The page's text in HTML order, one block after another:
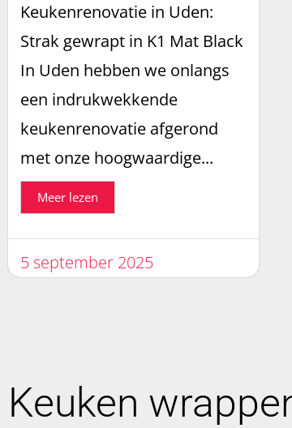
5 september 2025
Keukenrenovatie in Uden:
Strak gewrapt in K1 Mat Black
In Uden hebben we onlangs
een indrukwekkende
keukenrenovatie afgerond
met onze hoogwaardige...
Meer lezen
Keuken